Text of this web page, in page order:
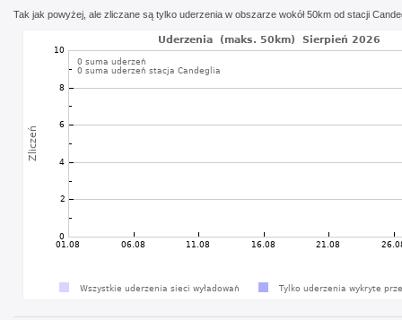
Tak jak powyżej, ale zliczane są tylko uderzenia w obszarze wokół 50km od stacji